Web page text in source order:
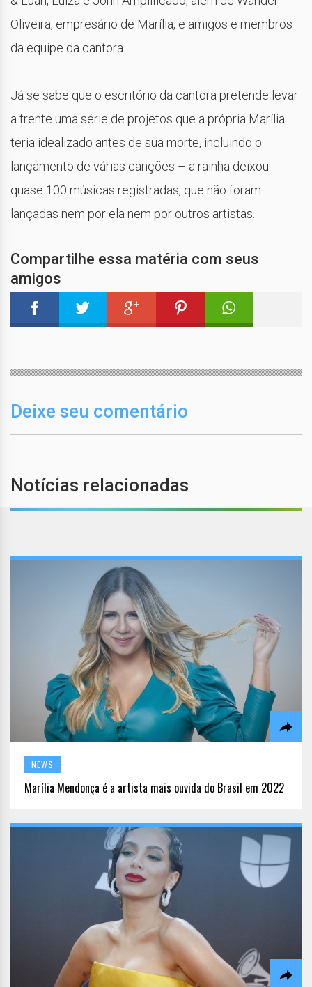
Oliveira, empresário de Marília, e amigos e membros
da equipe da cantora.
Já se sabe que o escritório da cantora pretende levar
a frente uma série de projetos que a própria Marília
teria idealizado antes de sua morte, incluindo o
lançamento de várias canções – a rainha deixou
quase 100 músicas registradas, que não foram
lançadas nem por ela nem por outros artistas.
Compartilhe essa matéria com seus
amigos
Deixe seu comentário
Notícias relacionadas
NEWS
Marília Mendonça é a artista mais ouvida do Brasil em 2022